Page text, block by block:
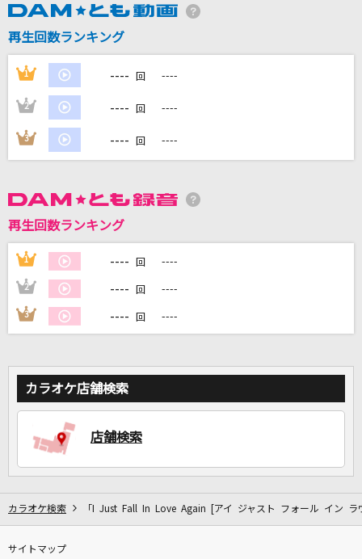
[生音]太陽がくれた季節
青い三角定規
Beautiful Life
SixTONES
[生音]バス・ストップ
[生音]GOOD LUCK MY WAY
L'Arc-en-Ciel
DAMに会員登録・ログインして
再生回数ランキング
1 ---- 回 ----
2 ---- 回 ----
3 ---- 回 ----
再生回数ランキング
1 ---- 回 ----
2 ---- 回 ----
3 ---- 回 ----
カラオケ店舗検索
店舗検索
カラオケ検索 「I Just Fall In Love Again [アイ ジャスト フォール イン ラ
サイトマップ